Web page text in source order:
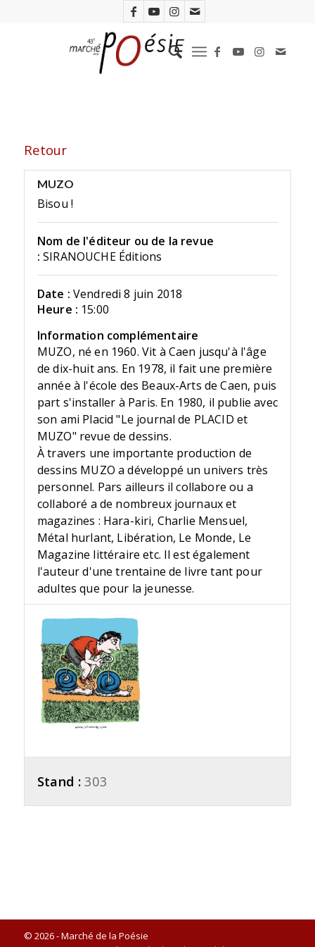
Retour
MUZO
Bisou !
Nom de l'éditeur ou de la revue
: SIRANOUCHE Éditions
Date : Vendredi 8 juin 2018
Heure : 15:00
Information complémentaire
MUZO, né en 1960. Vit à Caen jusqu'à l'âge
de dix-huit ans. En 1978, il fait une première
année à l'école des Beaux-Arts de Caen, puis
part s'installer à Paris. En 1980, il publie avec
son ami Placid "Le journal de PLACID et
MUZO" revue de dessins.
À travers une importante production de
dessins MUZO a développé un univers très
personnel. Pars ailleurs il collabore ou a
collaboré a de nombreux journaux et
magazines : Hara-kiri, Charlie Mensuel,
Métal hurlant, Libération, Le Monde, Le
Magazine littéraire etc. Il est également
l'auteur d'une trentaine de livre tant pour
adultes que pour la jeunesse.
Stand : 303
© 2026 - Marché de la Poésie